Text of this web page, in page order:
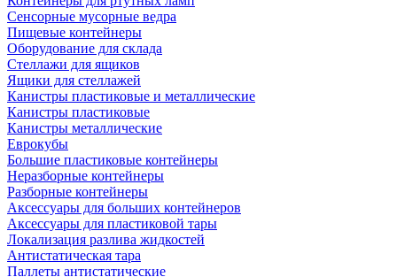
Сенсорные мусорные ведра
Пищевые контейнеры
Оборудование для склада
Стеллажи для ящиков
Ящики для стеллажей
Канистры пластиковые и металлические
Канистры пластиковые
Канистры металлические
Еврокубы
Большие пластиковые контейнеры
Неразборные контейнеры
Разборные контейнеры
Аксессуары для больших контейнеров
Аксессуары для пластиковой тары
Локализация разлива жидкостей
Антистатическая тара
Паллеты антистатические